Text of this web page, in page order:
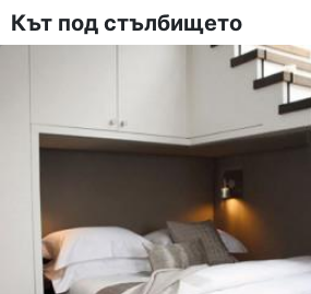
Кът под стълбището